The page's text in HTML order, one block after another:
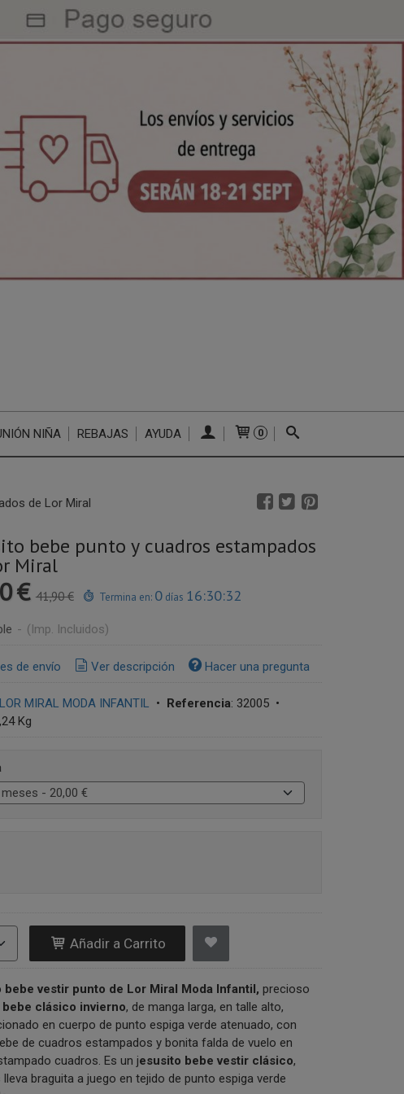
NIÑA REBAJAS AYUDA 0
de Lor Miral
bebe punto y cuadros estampados
Miral
€ 41,90 € Termina en: 0 días 16:30:31
- (Imp. Incluidos)
de envío Ver descripción Hacer una pregunta
LOR MIRAL MODA INFANTIL • Referencia: 32005•
Kg
Añadir a Carrito
bebe vestir punto de Lor Miral Moda Infantil, precioso
clásico invierno, de manga larga, en talle alto,
en cuerpo de punto espiga verde atenuado, con
de cuadros estampados y bonita falda de vuelo en
cuadros. Es un jesusito bebe vestir clásico,
lleva braguita a juego en tejido de punto espiga verde